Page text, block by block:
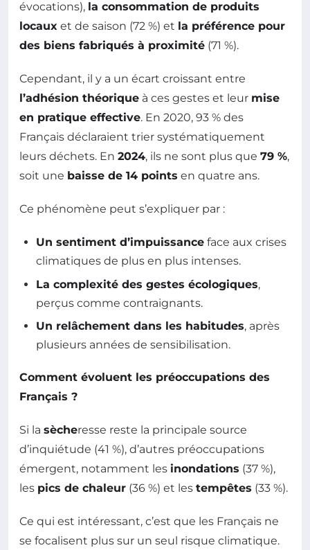
évocations), la consommation de produits
locaux et de saison (72 %) et la préférence pour
des biens fabriqués à proximité (71 %).
Cependant, il y a un écart croissant entre
l’adhésion théorique à ces gestes et leur mise
en pratique effective. En 2020, 93 % des
Français déclaraient trier systématiquement
leurs déchets. En 2024, ils ne sont plus que 79 %,
soit une baisse de 14 points en quatre ans.
Ce phénomène peut s’expliquer par :
Un sentiment d’impuissance face aux crises
climatiques de plus en plus intenses.
La complexité des gestes écologiques,
perçus comme contraignants.
Un relâchement dans les habitudes, après
plusieurs années de sensibilisation.
Comment évoluent les préoccupations des
Français ?
Si la sècheresse reste la principale source
d’inquiétude (41 %), d’autres préoccupations
émergent, notamment les inondations (37 %),
les pics de chaleur (36 %) et les tempêtes (33 %).
Ce qui est intéressant, c’est que les Français ne
se focalisent plus sur un seul risque climatique.